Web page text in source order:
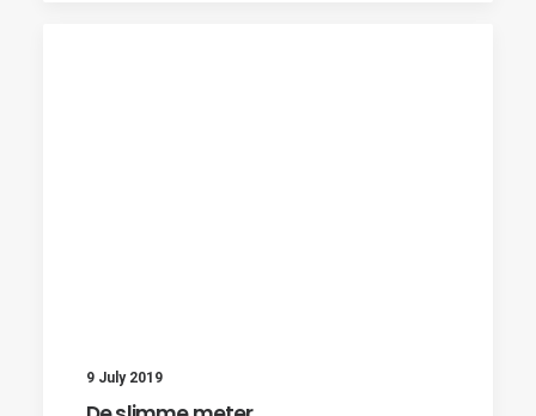
9 July 2019